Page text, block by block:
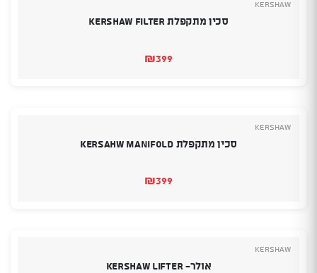
Kershaw
סכין מתקפלת KERSHAW FILTER
₪399
Kershaw
סכין מתקפלת KERSAHW MANIFOLD
₪399
Kershaw
אולר- Kershaw Lifter